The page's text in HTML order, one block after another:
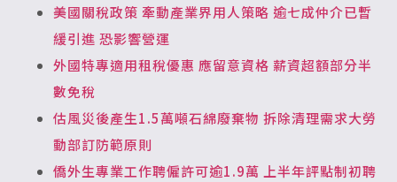
美國關稅政策 牽動產業界用人策略 逾七成仲介已暫
緩引進 恐影響營運
外國特專適用租稅優惠 應留意資格 薪資超額部分半
數免稅
估風災後產生1.5萬噸石綿廢棄物 拆除清理需求大勞
動部訂防範原則
僑外生專業工作聘僱許可逾1.9萬 上半年評點制初聘